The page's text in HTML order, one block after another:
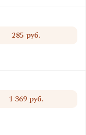
285 руб.
1 369 руб.